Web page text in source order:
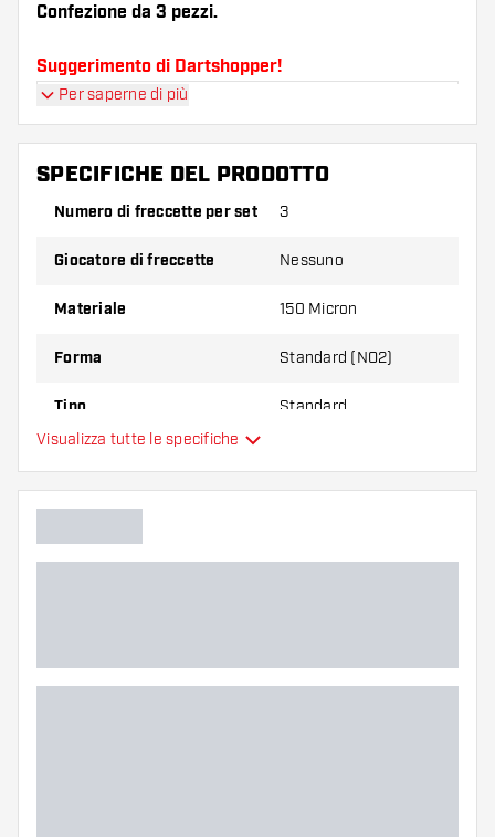
Confezione da 3 pezzi.
Suggerimento di Dartshopper!
numero di alette e di astine. Questi possono
danneggiarsi o rompersi con l'uso.
spessore diverso di alette per scoprire quale
Per saperne di più
SPECIFICHE DEL PRODOTTO
Numero di freccette per set 3
Giocatore di freccette Nessuno
Materiale 150 Micron
Forma Standard (NO2)
Tipo Standard
Colore principale
Visualizza tutte le specifiche